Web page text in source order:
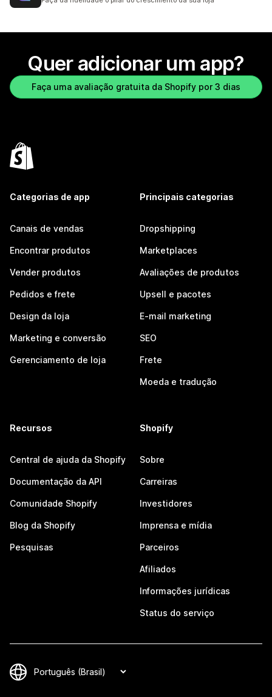
Quer adicionar um app?
Faça uma avaliação gratuita da Shopify por 3 dias
Categorias de app
Canais de vendas
Encontrar produtos
Vender produtos
Pedidos e frete
Design da loja
Marketing e conversão
Gerenciamento de loja
Principais categorias
Dropshipping
Marketplaces
Avaliações de produtos
Upsell e pacotes
E-mail marketing
SEO
Frete
Moeda e tradução
Recursos
Central de ajuda da Shopify
Documentação da API
Comunidade Shopify
Blog da Shopify
Pesquisas
Shopify
Sobre
Carreiras
Investidores
Imprensa e mídia
Parceiros
Afiliados
Informações jurídicas
Status do serviço